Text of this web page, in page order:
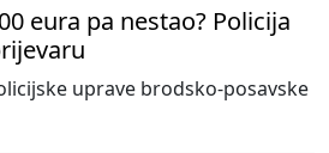
eura pa nestao? Policija
uprave brodsko-posavske